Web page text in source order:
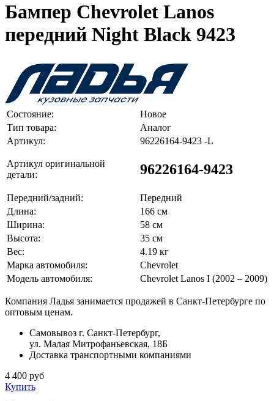
Бампер Chevrolet Lanos
передний Night Black 9423
Состояние:
Новое
Тип товара:
Аналог
Артикул:
96226164-9423 -L
Артикул оригинальной
детали:
96226164-9423
Передний/задний:
Передний
Длина:
166 см
Ширина:
58 см
Высота:
35 см
Вес:
4.19 кг
Марка автомобиля:
Chevrolet
Модель автомобиля:
Chevrolet Lanos I (2002 – 2009)
Компания Ладья занимается продажей в Санкт-Петербурге по
оптовым ценам.
Самовывоз г. Санкт-Петербург,
ул. Малая Митрофаньевская, 18Б
Доставка транспортными компаниями
4 400 руб
Купить